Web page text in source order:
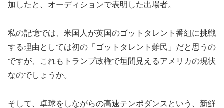
加したと、オーディションで表明した出場者。
私の記憶では、米国人が英国のゴットタレント番組に挑戦
する理由としては初の「ゴットタレント難民」だと思うの
ですが、これもトランプ政権で垣間見えるアメリカの現状
なのでしょうか。
そして、卓球をしながらの高速テンポダンスという、新鮮